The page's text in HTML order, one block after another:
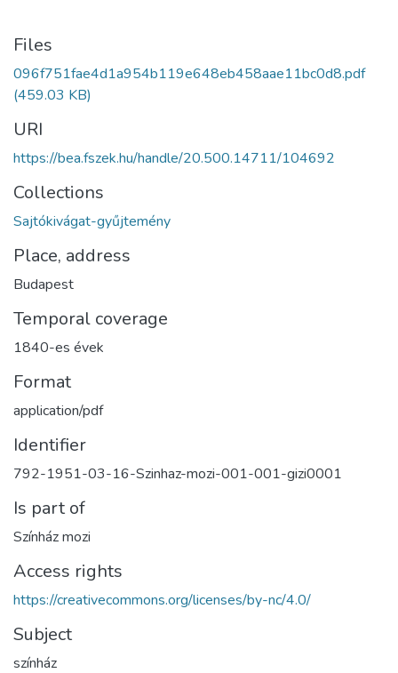
Files
096f751fae4d1a954b119e648eb458aae11bc0d8.pdf
(459.03 KB)
URI
https://bea.fszek.hu/handle/20.500.14711/104692
Collections
Sajtókivágat-gyűjtemény
Place, address
Budapest
Temporal coverage
1840-es évek
Format
application/pdf
Identifier
792-1951-03-16-Szinhaz-mozi-001-001-gizi0001
Is part of
Színház mozi
Access rights
https://creativecommons.org/licenses/by-nc/4.0/
Subject
színház